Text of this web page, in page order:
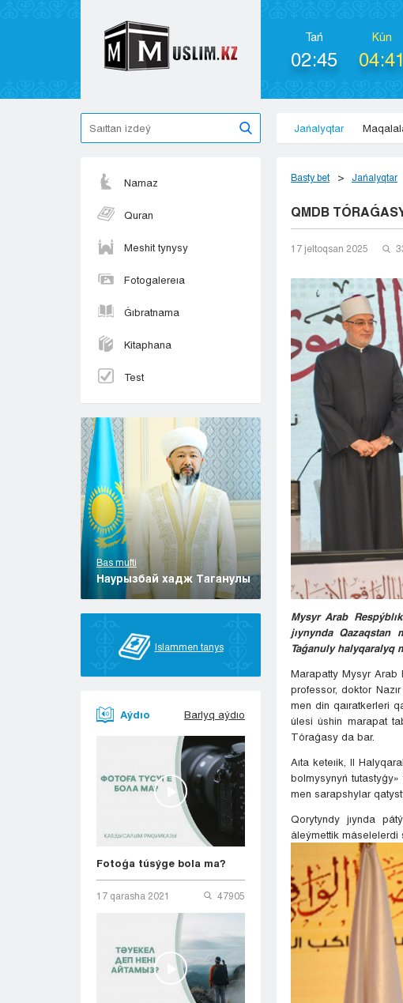
Tań
02:45
Kún
04:41
Jańalyqtar
Namaz
Quran
Meshit tynysy
Fotogalereıa
Ǵıbratnama
Kitaphana
Test
Bas mufti
Наурызбай хадж Таганулы
Islammen tanys
Aýdıo Barlyq aýdıo
Fotoǵa túsýge bola ma?
17 qarasha 2021 47905
Basty bet Jańalyqtar
QMDB
17 jeltoqsan 2025
Mysyr Arab
jıynynda Qazaqstan
Taǵanuly halyqaralyq
Marapatty Mysyr Arab
professor, doktor
men din qaıratkerleri
úlesi úshin marapat
Tóraǵasy da bar.
Aıta keteıik, II
bolmysynyń
men sarapshylar
Qorytyndy jıynda
áleýmettik máselelerdi